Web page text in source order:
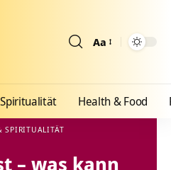
Aa
Health & Food
SPIRITUALITÄT
– was kann